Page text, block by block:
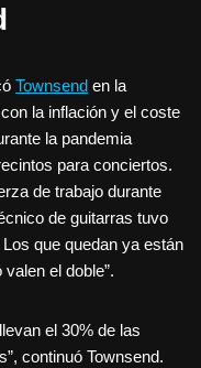
Townsend en la
la inflación y el coste
la pandemia
para conciertos.
de trabajo durante
de guitarras tuvo
que quedan ya están
el doble”.
el 30% de las
continuó Townsend.